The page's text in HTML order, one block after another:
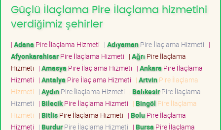
Güçlü İlaçlama Pire İlaçlama hizmetini
verdiğimiz şehirler
| Adana Pire İlaçlama Hizmeti | AdıyamanPire İlaçlama Hizmeti |
AfyonkarahisarPire İlaçlama Hizmeti | Ağrı Pire İlaçlama
Hizmeti | Amasya Pire İlaçlama Hizmeti | Ankara Pire İlaçlama
Hizmeti | Antalya Pire İlaçlama Hizmeti | ArtvinPire İlaçlama
Hizmeti | AydınPire İlaçlama Hizmeti | BalıkesirPire İlaçlama
Hizmeti | BilecikPire İlaçlama Hizmeti | Bingöl Pire İlaçlama
Hizmeti | BitlisPire İlaçlama Hizmeti | BoluPire İlaçlama
Hizmeti | BurdurPire İlaçlama Hizmeti | Bursa Pire İlaçlama